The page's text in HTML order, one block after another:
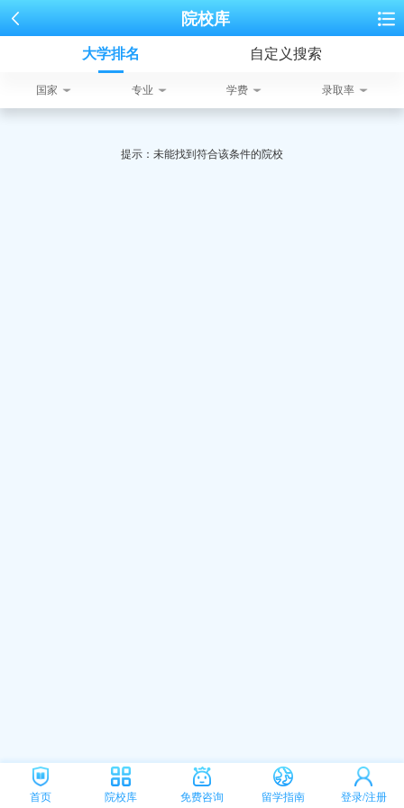
院校库
大学排名 自定义搜索
国家 专业 学费 录取率
提示：未能找到符合该条件的院校
首页 院校库 免费咨询 留学指南 登录/注册